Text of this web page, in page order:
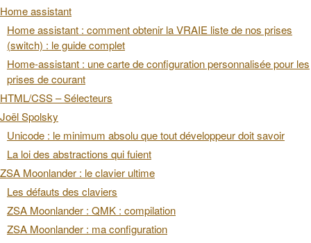
Home assistant
Home assistant : comment obtenir la VRAIE liste de nos prises
(switch) : le guide complet
Home-assistant : une carte de configuration personnalisée pour les
prises de courant
HTML/CSS – Sélecteurs
Joël Spolsky
Unicode : le minimum absolu que tout développeur doit savoir
La loi des abstractions qui fuient
ZSA Moonlander : le clavier ultime
Les défauts des claviers
ZSA Moonlander : QMK : compilation
ZSA Moonlander : ma configuration